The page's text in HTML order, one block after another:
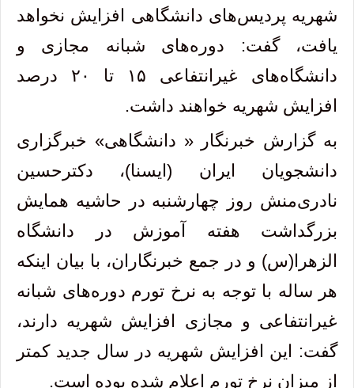
شهریه پردیس‌های دانشگاهی افزایش نخواهد
یافت، گفت: دوره‌های شبانه مجازی و
دانشگاه‌های غیرانتفاعی ۱۵ تا ۲۰ درصد
افزایش شهریه خواهند داشت.
به گزارش خبرنگار « دانشگاهی» خبرگزاری
دانشجویان ایران (ایسنا)، دکترحسین
نادری‌منش روز چهارشنبه در حاشیه همایش
بزرگداشت هفته آموزش در دانشگاه
الزهرا(س) و در جمع خبرنگاران، با بیان اینکه
هر ساله با توجه به نرخ تورم دوره‌های شبانه
غیرانتفاعی و مجازی افزایش شهریه دارند،
گفت: این افزایش شهریه در سال جدید کمتر
از میزان نرخ تورم اعلام شده بوده است.